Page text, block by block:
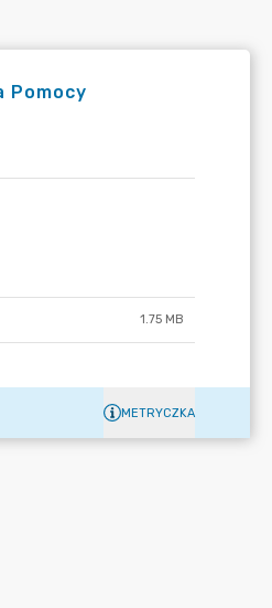
Pomocy
1.75 MB
METRYCZKA